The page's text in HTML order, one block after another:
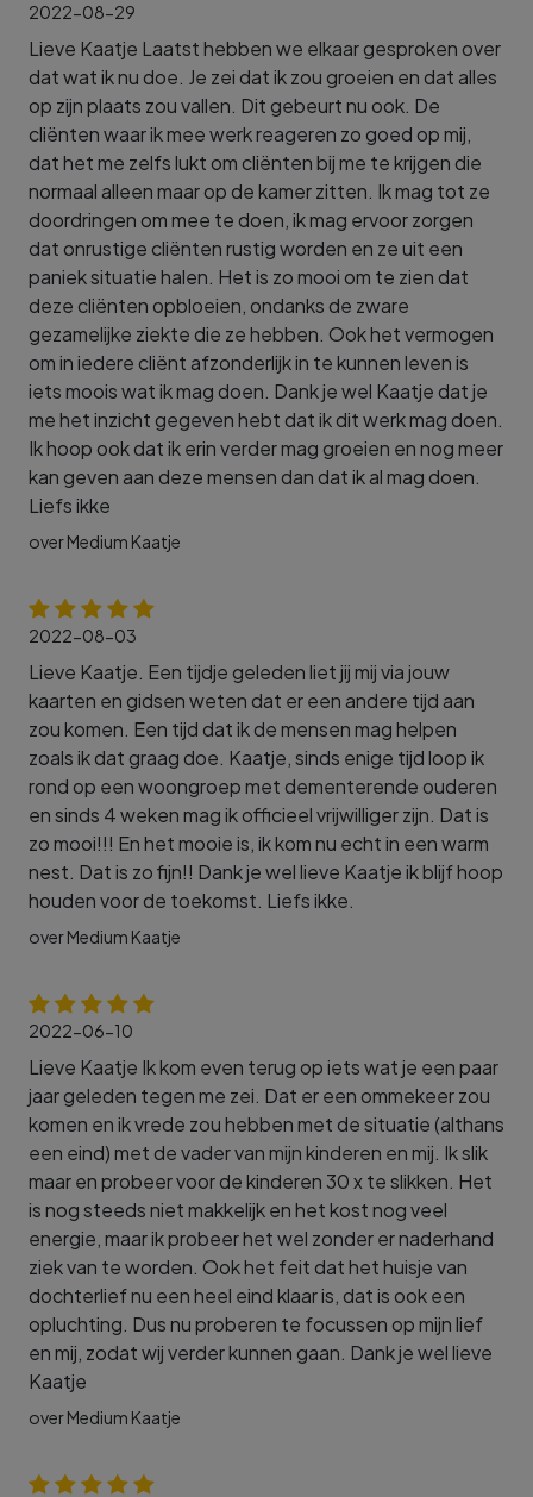
2022-08-29
Lieve Kaatje Laatst hebben we elkaar gesproken over
dat wat ik nu doe. Je zei dat ik zou groeien en dat alles
op zijn plaats zou vallen. Dit gebeurt nu ook. De
cliënten waar ik mee werk reageren zo goed op mij,
dat het me zelfs lukt om cliënten bij me te krijgen die
normaal alleen maar op de kamer zitten. Ik mag tot ze
doordringen om mee te doen, ik mag ervoor zorgen
dat onrustige cliënten rustig worden en ze uit een
paniek situatie halen. Het is zo mooi om te zien dat
deze cliënten opbloeien, ondanks de zware
gezamelijke ziekte die ze hebben. Ook het vermogen
om in iedere cliënt afzonderlijk in te kunnen leven is
iets moois wat ik mag doen. Dank je wel Kaatje dat je
me het inzicht gegeven hebt dat ik dit werk mag doen.
Ik hoop ook dat ik erin verder mag groeien en nog meer
kan geven aan deze mensen dan dat ik al mag doen.
Liefs ikke
over Medium Kaatje
2022-08-03
Lieve Kaatje. Een tijdje geleden liet jij mij via jouw
kaarten en gidsen weten dat er een andere tijd aan
zou komen. Een tijd dat ik de mensen mag helpen
zoals ik dat graag doe. Kaatje, sinds enige tijd loop ik
rond op een woongroep met dementerende ouderen
en sinds 4 weken mag ik officieel vrijwilliger zijn. Dat is
zo mooi!!! En het mooie is, ik kom nu echt in een warm
nest. Dat is zo fijn!! Dank je wel lieve Kaatje ik blijf hoop
houden voor de toekomst. Liefs ikke.
over Medium Kaatje
2022-06-10
Lieve Kaatje Ik kom even terug op iets wat je een paar
jaar geleden tegen me zei. Dat er een ommekeer zou
komen en ik vrede zou hebben met de situatie (althans
een eind) met de vader van mijn kinderen en mij. Ik slik
maar en probeer voor de kinderen 30 x te slikken. Het
is nog steeds niet makkelijk en het kost nog veel
energie, maar ik probeer het wel zonder er naderhand
ziek van te worden. Ook het feit dat het huisje van
dochterlief nu een heel eind klaar is, dat is ook een
opluchting. Dus nu proberen te focussen op mijn lief
en mij, zodat wij verder kunnen gaan. Dank je wel lieve
Kaatje
over Medium Kaatje